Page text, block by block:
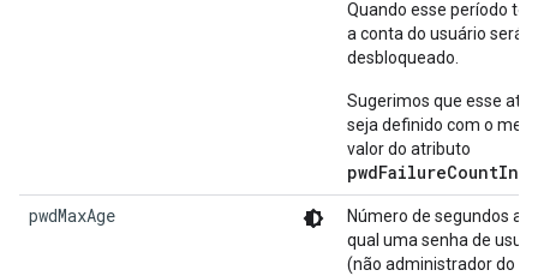
Quando esse período
a conta do usuário será
desbloqueado.
Sugerimos que esse
seja definido com o
valor do atributo
pwdMaxAge
Número de segundos
qual uma senha de
(não administrador do